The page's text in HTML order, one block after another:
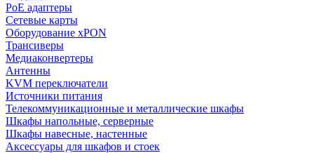
PoE адаптеры
Сетевые карты
Оборудование xPON
Трансиверы
Медиаконвертеры
Антенны
KVM переключатели
Источники питания
Телекоммуникационные и металлические шкафы
Шкафы напольные, серверные
Шкафы навесные, настенные
Аксессуары для шкафов и стоек